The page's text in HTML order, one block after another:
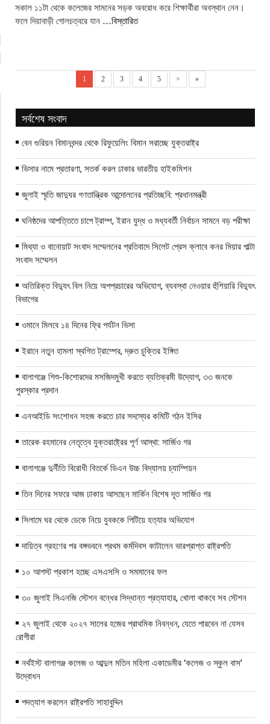
সকাল ১১টা থেকে কলেজের সামনের সড়ক অবরোধ করে শিক্ষার্থীরা অবস্থান নেন।
ফলে দিয়াবাড়ী গোলচত্বরে যান …বিস্তারিত
1 2 3 4 5 > »
সর্বশেষ সংবাদ
বেন গুরিয়ন বিমানবন্দর থেকে রিফুয়েলিং বিমান সরাচ্ছে যুক্তরাষ্ট্র
ভিসার নামে প্রতারণা, সতর্ক করল ঢাকার ভারতীয় হাইকমিশন
জুলাই স্মৃতি জাদুঘর গণতান্ত্রিক আন্দোলনের প্রতিচ্ছবি: প্রধানমন্ত্রী
ঘনিষ্ঠদের আপত্তিতে চাপে ট্রাম্প, ইরান যুদ্ধ ও মধ্যবর্তী নির্বাচন সামনে বড় পরীক্ষা
মিথ্যা ও বানোয়াট সংবাদ সম্মেলনের প্রতিবাদে সিলেট প্রেস ক্লাবে কনর মিয়ার পাল্টা
সংবাদ সম্মেলন
অতিরিক্ত বিদ্যুৎ বিল নিয়ে অপপ্রচারের অভিযোগ, ব্যবস্থা নেওয়ার হুঁশিয়ারি বিদ্যুৎ
বিভাগের
ওমানে মিলবে ১৪ দিনের ফ্রি পর্যটন ভিসা
ইরানে নতুন হামলা স্থগিত ট্রাম্পের, দ্রুত চুক্তির ইঙ্গিত
বালাগঞ্জে শিশু-কিশোরদের মসজিদমুখী করতে ব্যতিক্রমী উদ্যোগ, ৩৩ জনকে
পুরস্কার প্রদান
এনআইডি সংশোধন সহজ করতে চার সদস্যের কমিটি গঠন ইসির
তারেক রহমানের নেতৃত্বে যুক্তরাষ্ট্রের পূর্ণ আস্থা: সার্জিও গর
বালাগঞ্জে দুর্নীতি বিরোধী বিতর্কে ডিএন উচ্চ বিদ্যালয় চ্যাম্পিয়ন
তিন দিনের সফরে আজ ঢাকায় আসছেন মার্কিন বিশেষ দূত সার্জিও গর
সিলামে ঘর থেকে ডেকে নিয়ে যুবককে পিটিয়ে হত্যার অভিযোগ
দায়িত্ব গ্রহণের পর বঙ্গভবনে প্রথম কর্মদিবস কাটালেন ভারপ্রাপ্ত রাষ্ট্রপতি
১০ আগস্ট প্রকাশ হচ্ছে এসএসসি ও সমমানের ফল
৩০ জুলাই সিএনজি স্টেশন বন্ধের সিদ্ধান্ত প্রত্যাহার, খোলা থাকবে সব স্টেশন
২৭ জুলাই থেকে ২০২৭ সালের হজের প্রাথমিক নিবন্ধন, যেতে পারবেন না যেসব
রোগীরা
নর্থইস্ট বালাগঞ্জ কলেজ ও আব্দুল মতিন মহিলা একাডেমীর ‘কলেজ ও স্কুল বাস’
উদ্বোধন
পদত্যাগ করলেন রাষ্ট্রপতি সাহাবুদ্দিন